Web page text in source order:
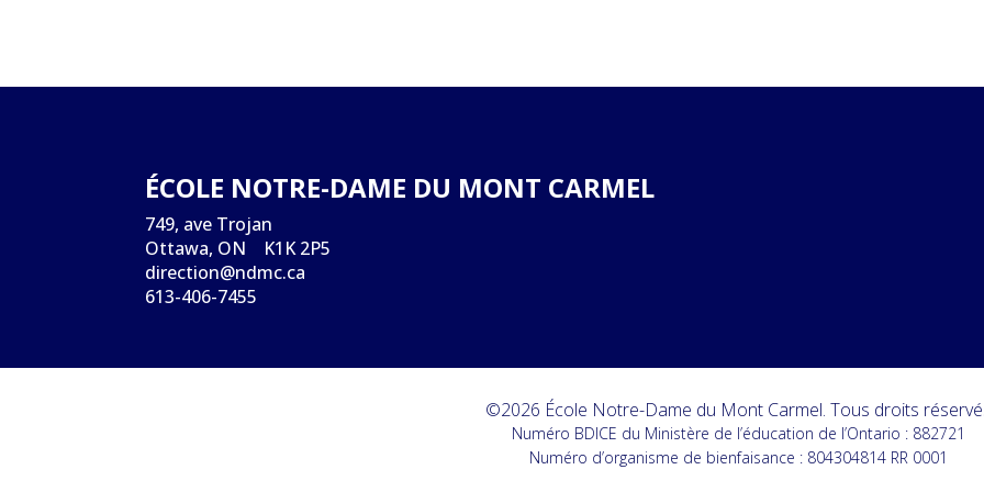
ÉCOLE NOTRE-DAME DU MONT CARMEL
749, ave Trojan
Ottawa, ON K1K 2P5
direction@ndmc.ca
613-406-7455
©2026 École Notre-Dame du Mont Carmel. Tous droits
Numéro BDICE du Ministère de l’éducation de l’Ontario : 882721
Numéro d’organisme de bienfaisance : 804304814 RR 0001